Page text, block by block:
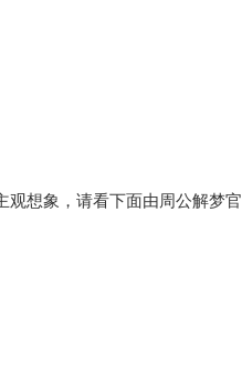
观想象，请看下面由周公解梦官